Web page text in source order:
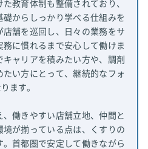
教育体制も整備されており、
からしっかり学べる仕組みを
舗を巡回し、日々の業務をサ
に慣れるまで安心して働けま
ャリアを積みたい方や、調剤
い方にとって、継続的なフォ
ます。
働きやすい店舗立地、仲間と
が揃っている点は、くすりの
首都圏で安定して働きながら